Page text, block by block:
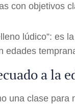
con objetivos
lúdico”: es
edades
a la
una clase para